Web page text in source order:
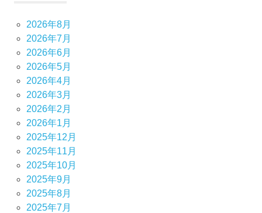
2026年8月
2026年7月
2026年6月
2026年5月
2026年4月
2026年3月
2026年2月
2026年1月
2025年12月
2025年11月
2025年10月
2025年9月
2025年8月
2025年7月